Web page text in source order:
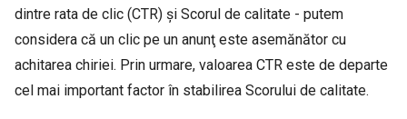
dintre rata de clic (CTR) şi Scorul de calitate - putem
considera că un clic pe un anunţ este asemănător cu
achitarea chiriei. Prin urmare, valoarea CTR este de departe
cel mai important factor în stabilirea Scorului de calitate.